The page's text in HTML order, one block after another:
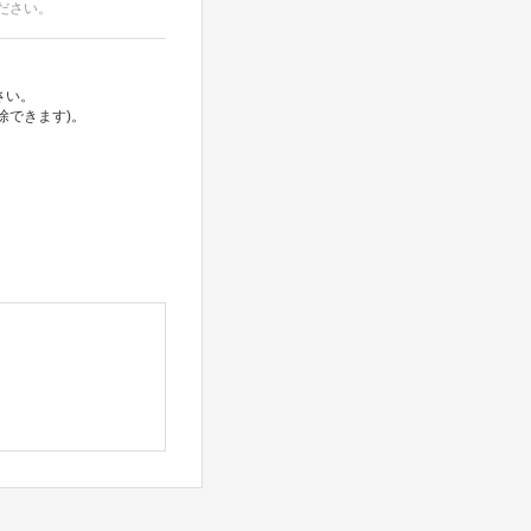
い。
。
きます)。